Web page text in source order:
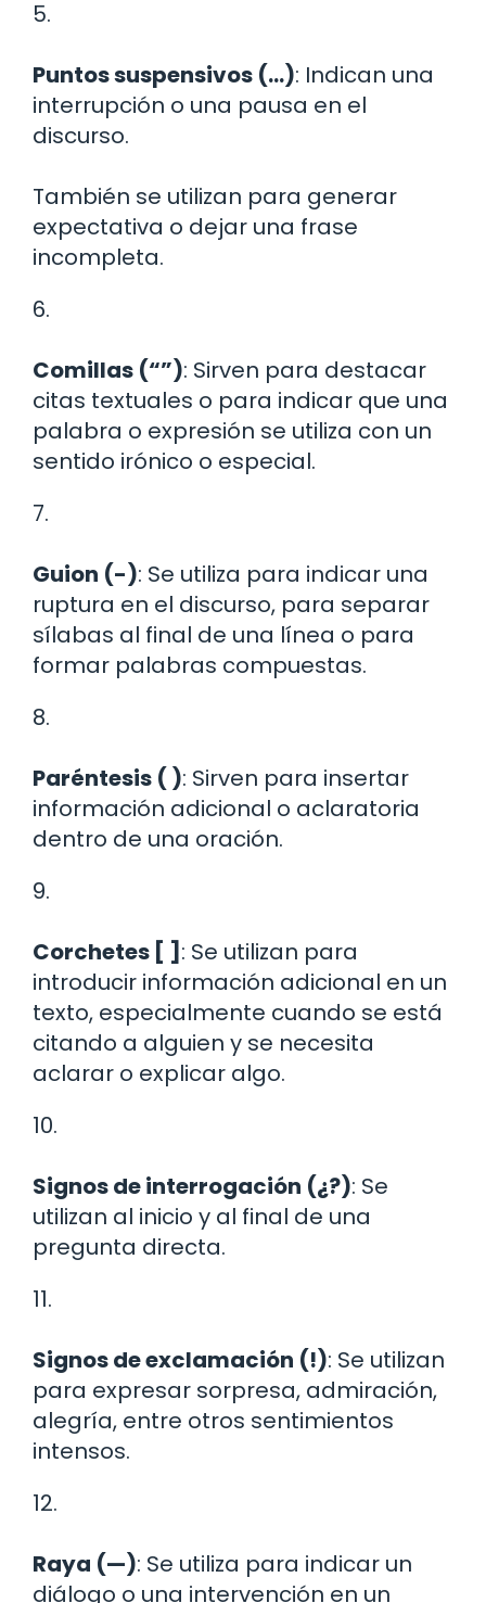
5.
Puntos suspensivos (…): Indican una
interrupción o una pausa en el
discurso.
También se utilizan para generar
expectativa o dejar una frase
incompleta.
6.
Comillas (“”): Sirven para destacar
citas textuales o para indicar que una
palabra o expresión se utiliza con un
sentido irónico o especial.
7.
Guion (-): Se utiliza para indicar una
ruptura en el discurso, para separar
sílabas al final de una línea o para
formar palabras compuestas.
8.
Paréntesis ( ): Sirven para insertar
información adicional o aclaratoria
dentro de una oración.
9.
Corchetes [ ] : Se utilizan para
introducir información adicional en un
texto, especialmente cuando se está
citando a alguien y se necesita
aclarar o explicar algo.
10.
Signos de interrogación (¿?): Se
utilizan al inicio y al final de una
pregunta directa.
11.
Signos de exclamación (!): Se utilizan
para expresar sorpresa, admiración,
alegría, entre otros sentimientos
intensos.
12.
Raya (—): Se utiliza para indicar un
diálogo o una intervención en un